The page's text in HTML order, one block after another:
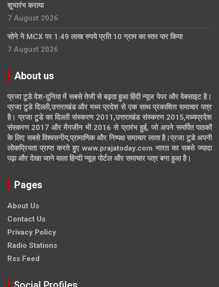
शुभारंभ कराया
7 August 2026
सोने ने MCX पर 1.49 लाख रुपये प्रति 10 ग्राम का स्तर पार किया
7 August 2026
About us
प्रजा टुडे देश-दुनिया में सबसे तेजी से बढ़ता हुआ हिंदी न्यूज पेपर और वेबसाइट है।
प्रजा टुडे दिल्ली,उत्तराखंड और मध्य प्रदेश से एक साथ प्रकाशित समाचार पत्र
है। प्रजा टुडे का दिल्ली संस्करण 2011,उत्तराखंड संस्करण 2015,मध्यप्रदेश
संस्करण 2017 और मैगजीन भी 2016 से प्रारंभ हुई, जो अपने समर्पित पाठकों
के लिए सबसे विश्वसनीय,प्रामाणिक और निष्पक्ष समाचार लाता है।प्रजा टुडे अपनी
लोकप्रियता प्राप्त करते हुए www.prajatoday.com भारत का सबसे ज्यादा
पढ़ा और देखा जाने वाला हिन्दी न्यूज़ पोर्टल और समाचार पत्र बना हुआ है।
Pages
About Us
Contact Us
Privacy Policy
Radio Stations
Rss Feed